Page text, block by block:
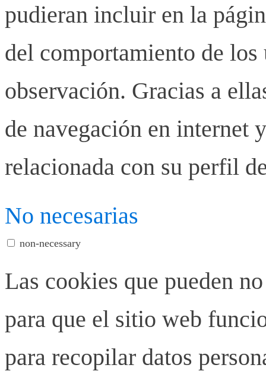
pudieran incluir en la
del comportamiento de los
observación. Gracias a
de navegación en internet
relacionada con su perfil
No necesarias
non-necessary
Las cookies que pueden
para que el sitio web
para recopilar datos